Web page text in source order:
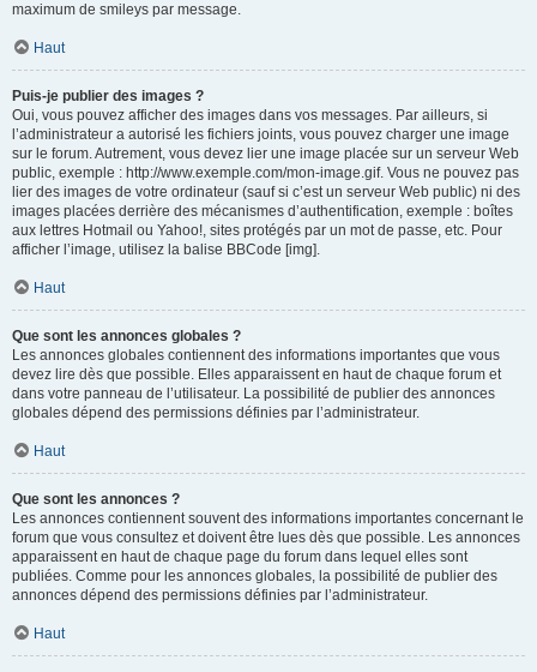
maximum de smileys par message.
Haut
Puis-je publier des images ?
Oui, vous pouvez afficher des images dans vos messages. Par ailleurs, si
l’administrateur a autorisé les fichiers joints, vous pouvez charger une image
sur le forum. Autrement, vous devez lier une image placée sur un serveur Web
public, exemple : http://www.exemple.com/mon-image.gif. Vous ne pouvez pas
lier des images de votre ordinateur (sauf si c’est un serveur Web public) ni des
images placées derrière des mécanismes d’authentification, exemple : boîtes
aux lettres Hotmail ou Yahoo!, sites protégés par un mot de passe, etc. Pour
afficher l’image, utilisez la balise BBCode [img].
Haut
Que sont les annonces globales ?
Les annonces globales contiennent des informations importantes que vous
devez lire dès que possible. Elles apparaissent en haut de chaque forum et
dans votre panneau de l’utilisateur. La possibilité de publier des annonces
globales dépend des permissions définies par l’administrateur.
Haut
Que sont les annonces ?
Les annonces contiennent souvent des informations importantes concernant le
forum que vous consultez et doivent être lues dès que possible. Les annonces
apparaissent en haut de chaque page du forum dans lequel elles sont
publiées. Comme pour les annonces globales, la possibilité de publier des
annonces dépend des permissions définies par l’administrateur.
Haut